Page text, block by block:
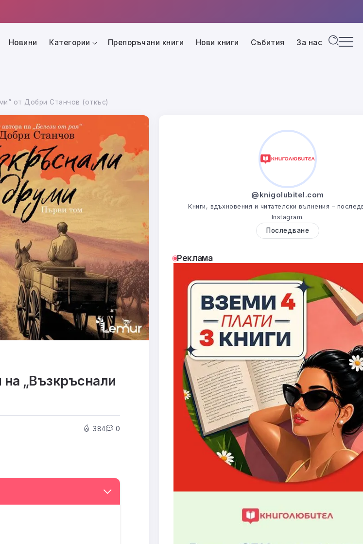
Новини Категории Препоръчани книги Нови книги Събития За нас
от Добри Станчов (откъс)
„Възкръснали
384 0
@knigolubitel.com
Книги, вдъхновения и читателски вълнения –
Instagram.
Последване
Реклама